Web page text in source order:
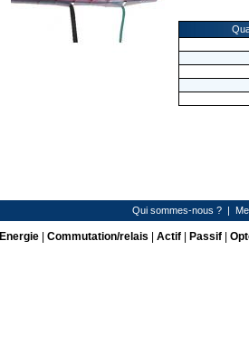
Qui sommes-nous ? |
Energie| Commutation/relais Actif| Passif|